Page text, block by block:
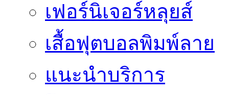
เฟอร์นิเจอร์หลุยส์
เสื้อฟุตบอลพิมพ์ลาย
แนะนำบริการ